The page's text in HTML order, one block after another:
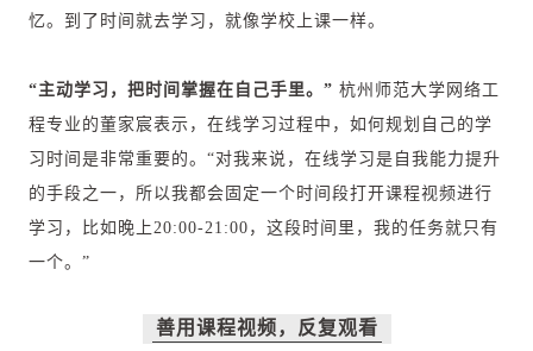
忆。到了时间就去学习，就像学校上课一样。
“主动学习，把时间掌握在自己手里。 ” 杭州师范大学网络工
程专业的董家宸表示，在线学习过程中，如何规划自己的学
习时间是非常重要的。“对我来说，在线学习是自我能力提升
的手段之一，所以我都会固定一个时间段打开课程视频进行
学习，比如晚上20:00-21:00，这段时间里，我的任务就只有
一个。”
善用课程视频，反复观看